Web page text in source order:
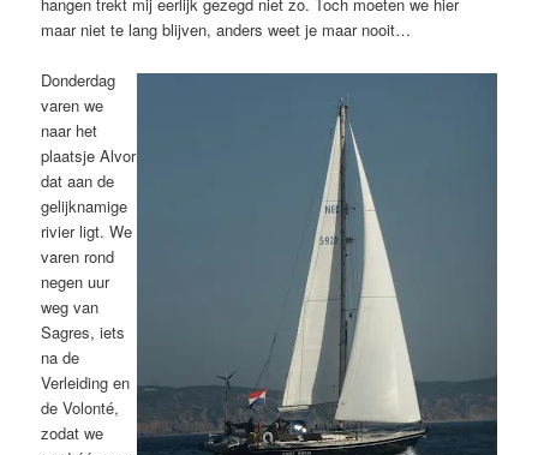
maar niet te lang blijven, anders weet je maar nooit…
Donderdag
varen we
naar het
plaatsje Alvor
dat aan de
gelijknamige
rivier ligt. We
varen rond
negen uur
weg van
Sagres, iets
na de
Verleiding en
de Volonté,
zodat we